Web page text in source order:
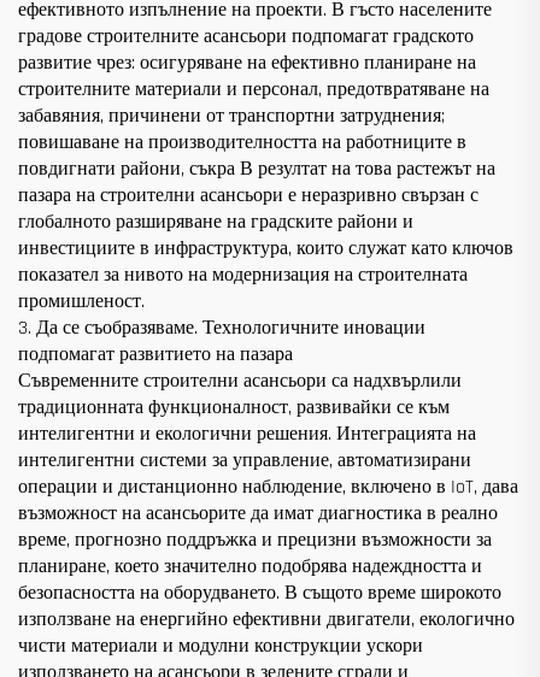
ефективното изпълнение на проекти. В гъсто населените
градове строителните асансьори подпомагат градското
развитие чрез: осигуряване на ефективно планиране на
строителните материали и персонал, предотвратяване на
забавяния, причинени от транспортни затруднения;
повишаване на производителността на работниците в
повдигнати райони, съкра В резултат на това растежът на
пазара на строителни асансьори е неразривно свързан с
глобалното разширяване на градските райони и
инвестициите в инфраструктура, които служат като ключов
показател за нивото на модернизация на строителната
промишленост.
3. Да се съобразяваме. Технологичните иновации
подпомагат развитието на пазара
Съвременните строителни асансьори са надхвърлили
традиционната функционалност, развивайки се към
интелигентни и екологични решения. Интеграцията на
интелигентни системи за управление, автоматизирани
операции и дистанционно наблюдение, включено в IoT, дава
възможност на асансьорите да имат диагностика в реално
време, прогнозно поддръжка и прецизни възможности за
планиране, което значително подобрява надеждността и
безопасността на оборудването. В същото време широкото
използване на енергийно ефективни двигатели, екологично
чисти материали и модулни конструкции ускори